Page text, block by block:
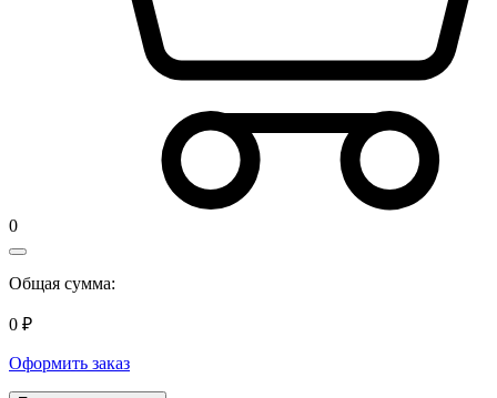
0
Общая сумма:
0 ₽
Оформить заказ